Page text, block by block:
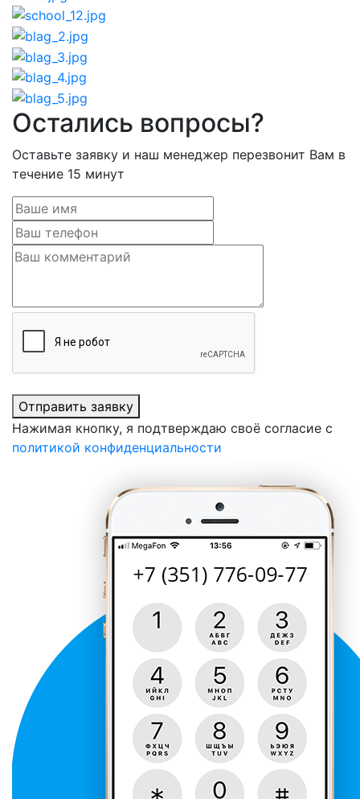
Остались вопросы?
Оставьте заявку и наш менеджер перезвонит Вам в
течение 15 минут
Отправить заявку
Нажимая кнопку, я подтверждаю своё согласие с
политикой конфиденциальности